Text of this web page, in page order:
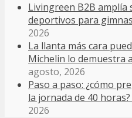
Livingreen B2B amplía
deportivos para
2026
La llanta más cara
Michelin lo demuestra
agosto, 2026
Paso a paso: ¿cómo
la jornada de 40
2026